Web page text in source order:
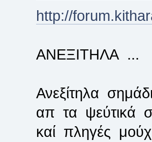
http://
ΑΝΕΞΙΤΗΛΑ ...
Ανεξίτηλα
απ τα ψεύτικά
καί πληγές